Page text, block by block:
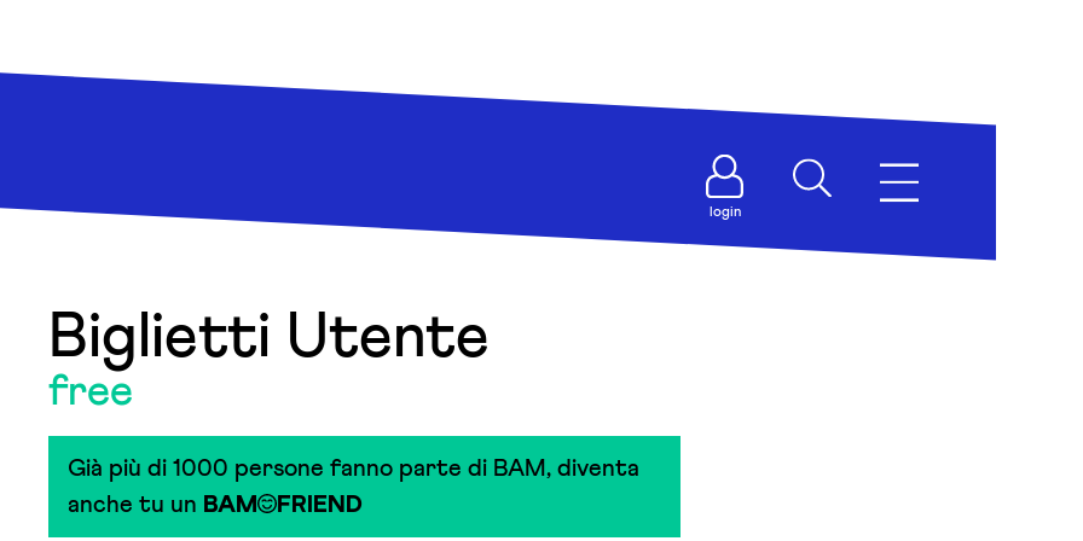
login
Biglietti Utente
free
Già più di 1000 persone fanno parte di BAM, diventa
anche tu un BAM FRIEND